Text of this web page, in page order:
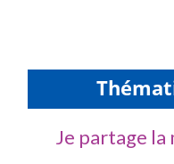
Je partage la